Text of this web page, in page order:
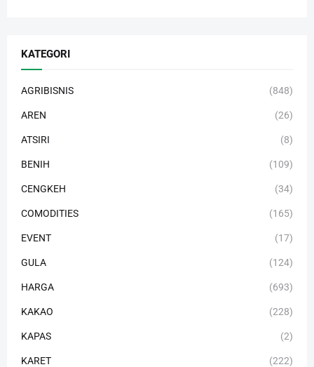
KATEGORI
AGRIBISNIS (848)
AREN (26)
ATSIRI (8)
BENIH (109)
CENGKEH (34)
COMODITIES (165)
EVENT (17)
GULA (124)
HARGA (693)
KAKAO (228)
KAPAS (2)
KARET (222)